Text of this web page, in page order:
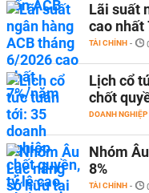
Lãi suất
cao nhất
TÀI CHÍNH -
Lịch cổ
chốt
DOANH NGHIỆP
Nhóm
8%
TÀI CHÍNH -